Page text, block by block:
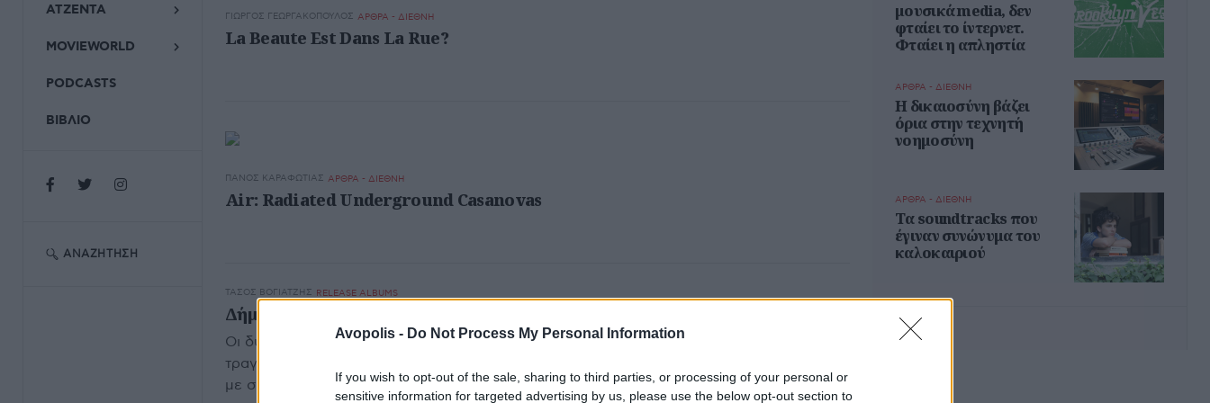
Avopolis - Do Not Process My Personal Information
If you wish to opt-out of the sale, sharing to third parties, or processing of your personal or
sensitive information for targeted advertising by us, please use the below opt-out section to
ΑΤΖΕΝΤΑ
MOVIEWORLD
PODCASTS
ΒΙΒΛΙΟ
ΑΝΑΖΉΤΗΣΗ
ΓΙΏΡΓΟΣ ΓΕΩΡΓΑΚΌΠΟΥΛΟΣ ΑΡΘΡΑ - ΔΙΕΘΝΗ
La Beaute Est Dans La Rue?
ΠΆΝΟΣ ΚΑΡΑΦΩΤΙΆΣ ΑΡΘΡΑ - ΔΙΕΘΝΗ
Air: Radiated Underground Casanovas
ΤΆΣΟΣ ΒΟΓΙΑΤΖΉΣ RELEASE ALBUMS
Δήμητρα Γαλάνη και Κωσταντίνος Βήτα - Μετά
Οι δύο βασικές συνιστώσες της δόμησης του ήχου τους είναι το ελληνικό έντεχνο λαϊκό
τραγούδι και οι electronica συνοδείες του, εγχείρημα που έχουμε δει και στο παρελθόν
με συζητήσιμα αποτελέσματα
μουσικά media, δεν
φταίει το ίντερνετ.
Φταίει η απληστία
ΑΡΘΡΑ - ΔΙΕΘΝΗ
Η δικαιοσύνη βάζει
όρια στην τεχνητή
νοημοσύνη
ΑΡΘΡΑ - ΔΙΕΘΝΗ
Τα soundtracks που
έγιναν συνώνυμα του
καλοκαιριού